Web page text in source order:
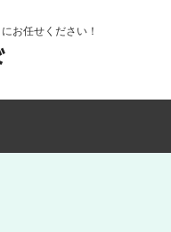
お任せください！